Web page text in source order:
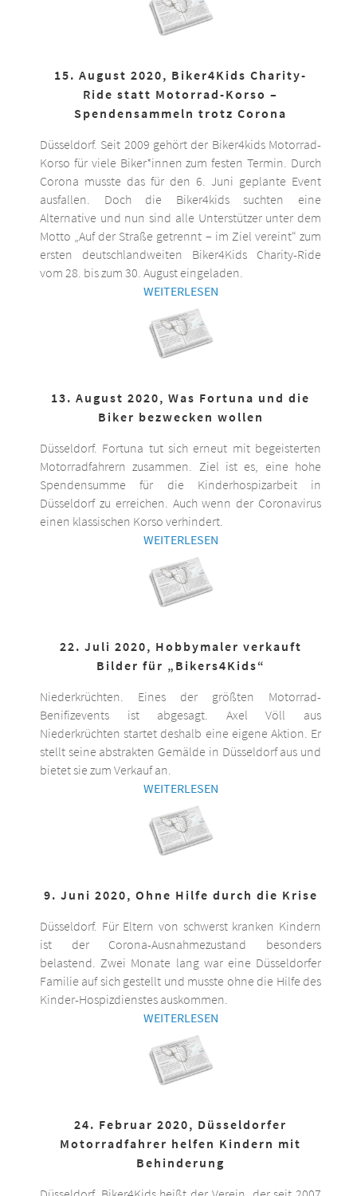
15. August 2020, Biker4Kids Charity-
Ride statt Motorrad-Korso –
Spendensammeln trotz Corona
Düsseldorf. Seit 2009 gehört der Biker4kids Motorrad-
Korso für viele Biker*innen zum festen Termin. Durch
Corona musste das für den 6. Juni geplante Event
ausfallen. Doch die Biker4kids suchten eine
Alternative und nun sind alle Unterstützer unter dem
Motto „Auf der Straße getrennt – im Ziel vereint“ zum
ersten deutschlandweiten Biker4Kids Charity-Ride
vom 28. bis zum 30. August eingeladen.
WEITERLESEN
13. August 2020, Was Fortuna und die
Biker bezwecken wollen
Düsseldorf. Fortuna tut sich erneut mit begeisterten
Motorradfahrern zusammen. Ziel ist es, eine hohe
Spendensumme für die Kinderhospizarbeit in
Düsseldorf zu erreichen. Auch wenn der Coronavirus
einen klassischen Korso verhindert.
WEITERLESEN
22. Juli 2020, Hobbymaler verkauft
Bilder für „Bikers4Kids“
Niederkrüchten. Eines der größten Motorrad-
Benifizevents ist abgesagt. Axel Völl aus
Niederkrüchten startet deshalb eine eigene Aktion. Er
stellt seine abstrakten Gemälde in Düsseldorf aus und
bietet sie zum Verkauf an.
WEITERLESEN
9. Juni 2020, Ohne Hilfe durch die Krise
Düsseldorf. Für Eltern von schwerst kranken Kindern
ist der Corona-Ausnahmezustand besonders
belastend. Zwei Monate lang war eine Düsseldorfer
Familie auf sich gestellt und musste ohne die Hilfe des
Kinder-Hospizdienstes auskommen.
WEITERLESEN
24. Februar 2020, Düsseldorfer
Motorradfahrer helfen Kindern mit
Behinderung